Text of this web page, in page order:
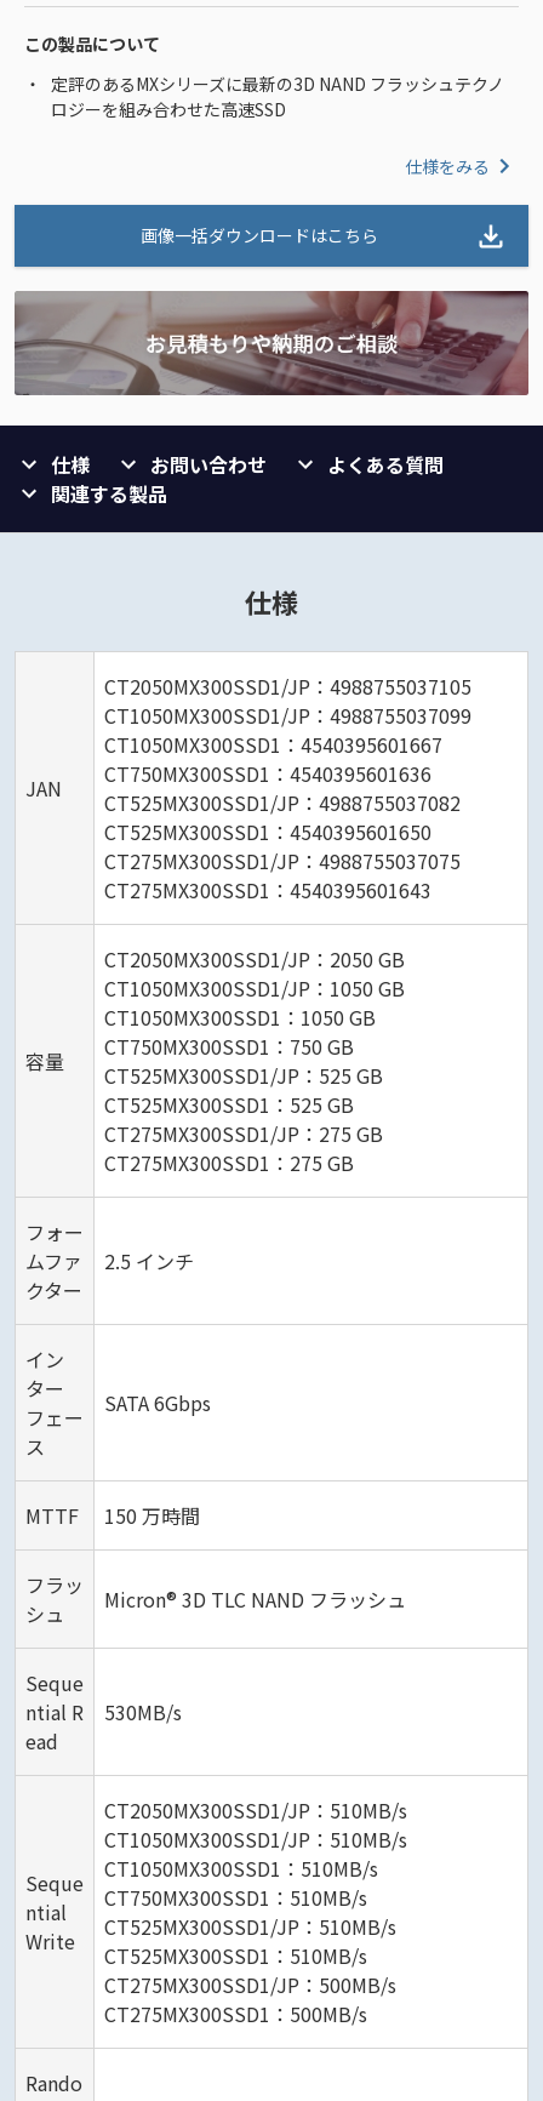
この製品について
定評のあるMXシリーズに最新の3D NAND フラッシュテクノ
ロジーを組み合わせた高速SSD
仕様をみる
画像一括ダウンロードはこちら
仕様 お問い合わせ
よくある質問
関連する製品
仕様
JAN
CT2050MX300SSD1/JP：4988755037105
CT1050MX300SSD1/JP：4988755037099
CT1050MX300SSD1：4540395601667
CT750MX300SSD1：4540395601636
CT525MX300SSD1/JP：4988755037082
CT525MX300SSD1：4540395601650
CT275MX300SSD1/JP：4988755037075
CT275MX300SSD1：4540395601643
容量
CT2050MX300SSD1/JP：2050 GB
CT1050MX300SSD1/JP：1050 GB
CT1050MX300SSD1：1050 GB
CT750MX300SSD1：750 GB
CT525MX300SSD1/JP：525 GB
CT525MX300SSD1：525 GB
CT275MX300SSD1/JP：275 GB
CT275MX300SSD1：275 GB
フォー
ムファ
クター
2.5 インチ
イン
ター
フェー
ス
SATA 6Gbps
MTTF 150 万時間
フラッ
シュ
Micron® 3D TLC NAND フラッシュ
Seque
ntial R
ead
530MB/s
Seque
ntial
Write
CT2050MX300SSD1/JP：510MB/s
CT1050MX300SSD1/JP：510MB/s
CT1050MX300SSD1：510MB/s
CT750MX300SSD1：510MB/s
CT525MX300SSD1/JP：510MB/s
CT525MX300SSD1：510MB/s
CT275MX300SSD1/JP：500MB/s
CT275MX300SSD1：500MB/s
Rando